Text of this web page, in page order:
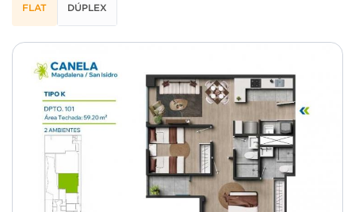
FLAT DÚPLEX